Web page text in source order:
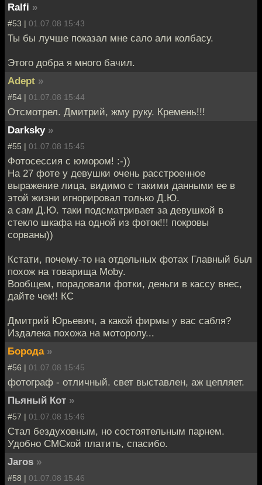
Ralfi »
#53 | 01.07.08 15:43
Ты бы лучше показал мне сало али колбасу.
Этого добра я много бачил.
Adept »
#54 | 01.07.08 15:44
Отсмотрел. Дмитрий, жму руку. Кремень!!!
Darksky »
#55 | 01.07.08 15:45
Фотосессия с юмором! :-))
На 27 фоте у девушки очень расстроенное
выражение лица, видимо с такими данными ее в
этой жизни игнорировал только Д.Ю.
а сам Д.Ю. таки подсматривает за девушкой в
стекло шкафа на одной из фоток!!! покровы
сорваны))
Кстати, почему-то на отдельных фотах Главный был
похож на товарища Moby.
Вообщем, порадовали фотки, деньги в кассу внес,
дайте чек!! КС
Дмитрий Юрьевич, а какой фирмы у вас сабля?
Издалека похожа на моторолу...
Борода »
#56 | 01.07.08 15:45
фотограф - отличный. свет выставлен, аж цепляет.
Пьяный Кот »
#57 | 01.07.08 15:46
Стал бездуховным, но состоятельным парнем.
Удобно СМСкой платить, спасибо.
Jaros »
#58 | 01.07.08 15:46